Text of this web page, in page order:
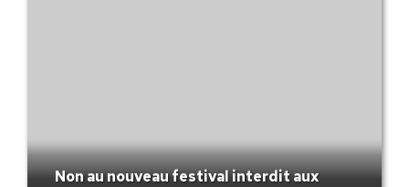
Non au nouveau festival interdit aux